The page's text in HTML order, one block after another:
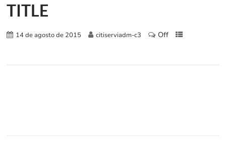
TITLE
14 de agosto de 2015 citiserviadm-c3 Off